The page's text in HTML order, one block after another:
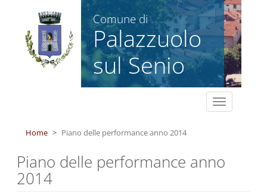
Salta al contenuto principale
Comune di
Palazzuolo
sul Senio
Toggle
navigation
Home
Piano delle performance anno 2014
Piano delle performance anno
2014